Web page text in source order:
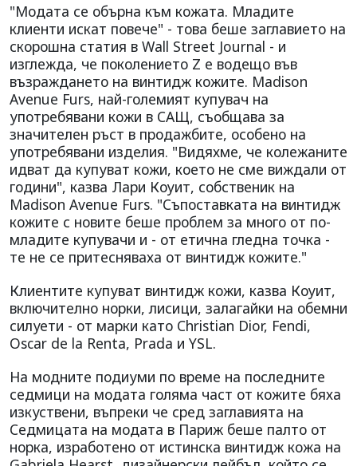
"Модата се обърна към кожата. Младите
клиенти искат повече" - това беше заглавието на
скорошна статия в Wall Street Journal - и
изглежда, че поколението Z е водещо във
възраждането на винтидж кожите. Madison
Avenue Furs, най-големият купувач на
употребявани кожи в САЩ, съобщава за
значителен ръст в продажбите, особено на
употребявани изделия. "Видяхме, че колежаните
идват да купуват кожи, което не сме виждали от
години", казва Лари Коуит, собственик на
Madison Avenue Furs. "Съпоставката на винтидж
кожите с новите беше проблем за много от по-
младите купувачи и - от етична гледна точка -
те не се притесняваха от винтидж кожите."
Клиентите купуват винтидж кожи, казва Коуит,
включително норки, лисици, залагайки на обемни
силуети - от марки като Christian Dior, Fendi,
Oscar de la Renta, Prada и YSL.
На модните подиуми по време на последните
седмици на модата голяма част от кожите бяха
изкуствени, въпреки че сред заглавията на
Седмицата на модата в Париж беше палто от
норка, изработено от истинска винтидж кожа на